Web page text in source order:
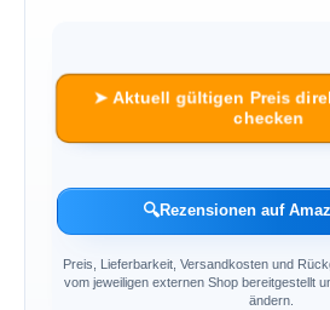
➤ Aktuell gültigen Preis
checken
🔍Rezensionen auf
Preis, Lieferbarkeit, Versandkosten und
vom jeweiligen externen Shop bereitgestellt
ändern.